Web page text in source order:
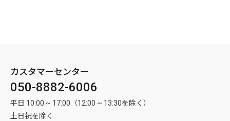
カスタマーセンター
050-8882-6006
平日 10:00 ~ 17:00（12:00 ~ 13:30を除く）
土日祝を除く